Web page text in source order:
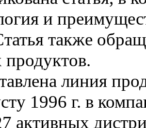
и
также
линия
1996 г. в
активных